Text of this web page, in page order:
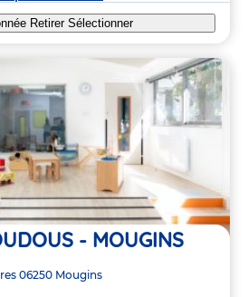
Retirer Sélectionner
- MOUGINS
06250 Mougins